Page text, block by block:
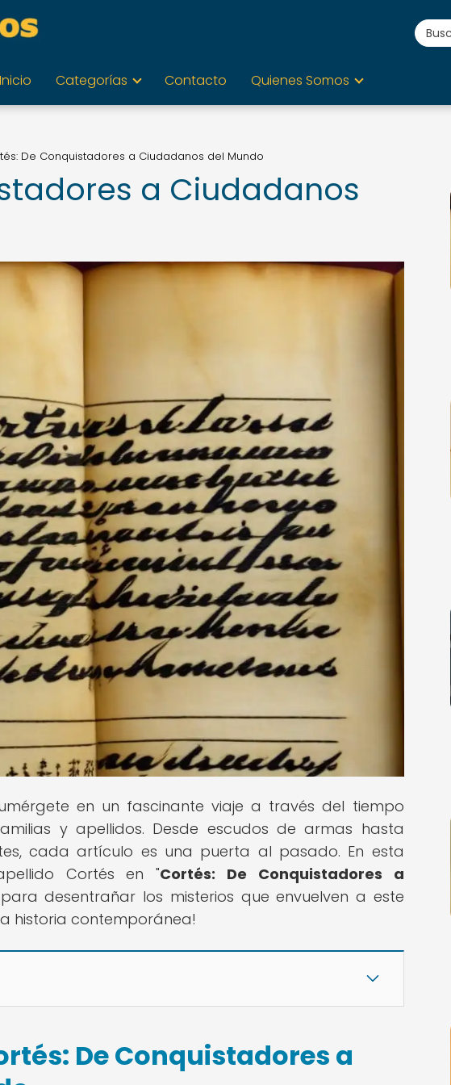
Inicio Categorías Contacto Quienes Somos
De Conquistadores a Ciudadanos del Mundo
a Ciudadanos
en un fascinante viaje a través del tiempo
y apellidos. Desde escudos de armas hasta
cada artículo es una puerta al pasado. En esta
Cortés en "Cortés: De Conquistadores a
para desentrañar los misterios que envuelven a este
historia contemporánea!
De Conquistadores a